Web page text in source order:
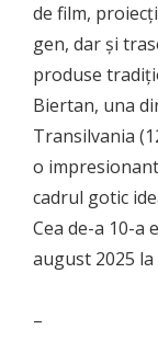
de film,
gen, dar și
produse
Biertan, una
Transilvania
o
cadrul gotic
Cea de-a 10-a
august 2025
–